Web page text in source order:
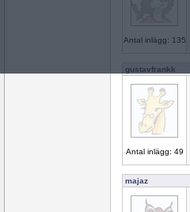
Antal inlägg: 135
gustavfrankk
Antal inlägg: 49
majaz